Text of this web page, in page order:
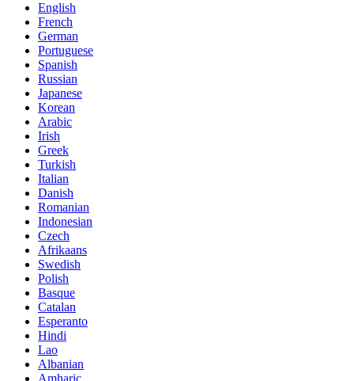
English
French
German
Portuguese
Spanish
Russian
Japanese
Korean
Arabic
Irish
Greek
Turkish
Italian
Danish
Romanian
Indonesian
Czech
Afrikaans
Swedish
Polish
Basque
Catalan
Esperanto
Hindi
Lao
Albanian